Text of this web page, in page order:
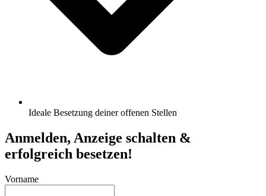
Ideale Besetzung deiner offenen Stellen
Anmelden, Anzeige schalten &
erfolgreich besetzen!
Vorname